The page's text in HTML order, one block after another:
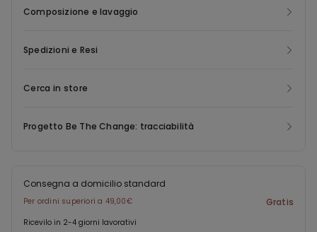
Composizione e lavaggio
Spedizioni e Resi
Cerca in store
Progetto Be The Change: tracciabilità
Consegna a domicilio standard
Per ordini superiori a 49,00€ Gratis
Ricevilo in 2-4 giorni lavorativi